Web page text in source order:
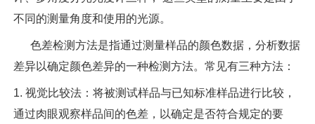
不同的测量角度和使用的光源。
色差检测方法是指通过测量样品的颜色数据，分析数据
差异以确定颜色差异的一种检测方法。常见有三种方法：
1. 视觉比较法：将被测试样品与已知标准样品进行比较，
通过肉眼观察样品间的色差，以确定是否符合规定的要